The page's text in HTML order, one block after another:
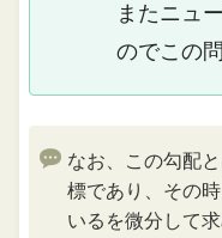
またニュ
のでこの
なお、この勾配
標であり、その
いるを微分して